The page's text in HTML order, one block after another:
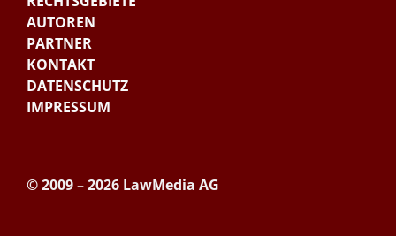
AUTOREN
PARTNER
KONTAKT
DATENSCHUTZ
IMPRESSUM
© 2009 – 2026 LawMedia AG